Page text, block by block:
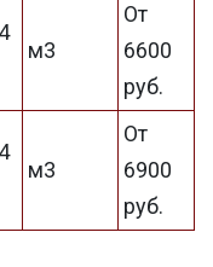
м3
От
6600
руб.
м3
От
6900
руб.